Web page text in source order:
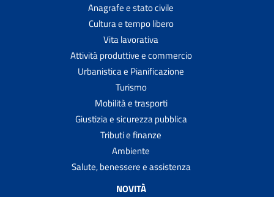
Anagrafe e stato civile
Cultura e tempo libero
Vita lavorativa
Attività produttive e commercio
Urbanistica e Pianificazione
Turismo
Mobilità e trasporti
Giustizia e sicurezza pubblica
Tributi e finanze
Ambiente
Salute, benessere e assistenza
NOVITÀ